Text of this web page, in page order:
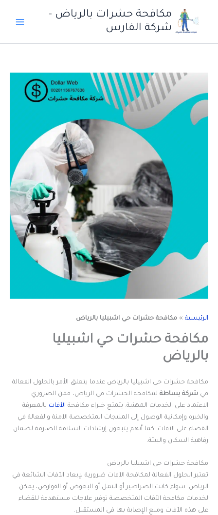
مكافحة حشرات بالرياض -
شركة الفارس
الرئيسية » مكافحة حشرات حي اشبيليا بالرياض
مكافحة حشرات حي اشبيليا
بالرياض
مكافحة حشرات حي اشبيليا بالرياض عندما يتعلق الأمر بالحلول الفعالة
في شركة بساطة لمكافحة الحشرات في الرياض، فمن الضروري
الاعتماد على الخدمات المهنية. يتمتع خبراء مكافحة الآفات بالمعرفة
والخبرة وإمكانية الوصول إلى المنتجات المتخصصة الآمنة والفعالة في
القضاء على الآفات. كما أنهم يتبعون إرشادات السلامة الصارمة لضمان
رفاهية السكان والبيئة.
مكافحة حشرات حي اشبيليا بالرياض
تعتبر الحلول الفعالة لمكافحة الآفات ضرورية لإبعاد الآفات الشائعة في
الرياض. سواء كانت الصراصير أو النمل أو البعوض أو القوارض، يمكن
لخدمات مكافحة الآفات المتخصصة توفير علاجات مستهدفة للقضاء
على هذه الآفات ومنع الإصابة بها في المستقبل.